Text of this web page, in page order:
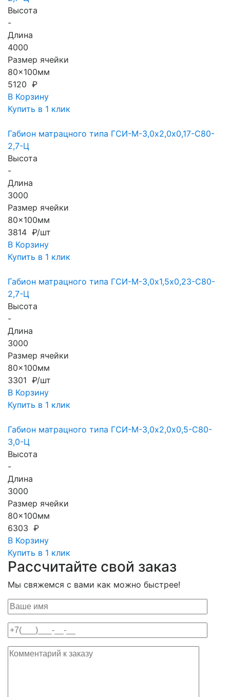
Высота
-
Длина
4000
Размер ячейки
80x100мм
5120 ₽
В Корзину
Купить в 1 клик
Габион матрацного типа ГCИ-М-3,0х2,0х0,17-С80-
2,7-Ц
Высота
-
Длина
3000
Размер ячейки
80x100мм
3814 ₽/шт
В Корзину
Купить в 1 клик
Габион матрацного типа ГCИ-М-3,0х1,5х0,23-С80-
2,7-Ц
Высота
-
Длина
3000
Размер ячейки
80x100мм
3301 ₽/шт
В Корзину
Купить в 1 клик
Габион матрацного типа ГCИ-М-3,0х2,0х0,5-С80-
3,0-Ц
Высота
-
Длина
3000
Размер ячейки
80x100мм
6303 ₽
В Корзину
Купить в 1 клик
Рассчитайте свой заказ
Мы свяжемся с вами как можно быстрее!